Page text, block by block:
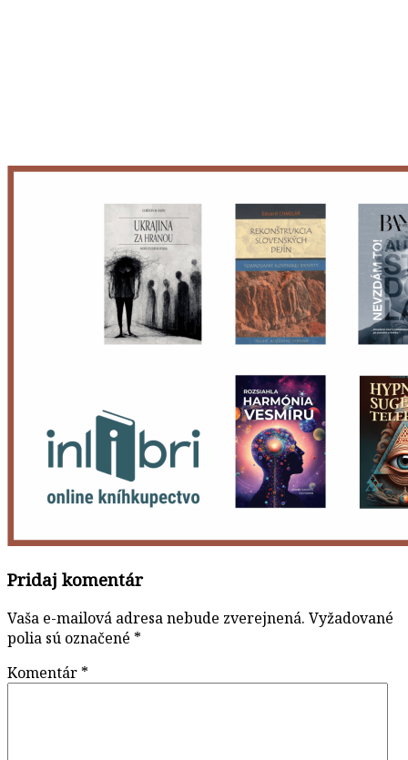
Pridaj komentár
Vaša e-mailová adresa nebude zverejnená. Vyžadované
polia sú označené *
Komentár *